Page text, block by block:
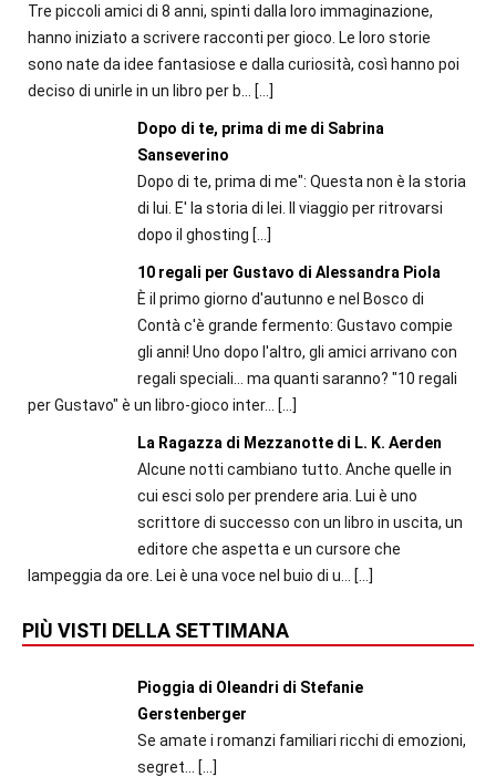
Tre piccoli amici di 8 anni, spinti dalla loro immaginazione,
hanno iniziato a scrivere racconti per gioco. Le loro storie
sono nate da idee fantasiose e dalla curiosità, così hanno poi
deciso di unirle in un libro per b...
[…]
Dopo di te, prima di me di Sabrina
Sanseverino
Dopo di te, prima di me": Questa non è la storia
di lui. E' la storia di lei. Il viaggio per ritrovarsi
dopo il ghosting […]
10 regali per Gustavo di Alessandra Piola
È il primo giorno d'autunno e nel Bosco di
Contà c'è grande fermento: Gustavo compie
gli anni! Uno dopo l'altro, gli amici arrivano con
regali speciali... ma quanti saranno? "10 regali
per Gustavo" è un libro-gioco inter...
[…]
La Ragazza di Mezzanotte di L. K. Aerden
Alcune notti cambiano tutto. Anche quelle in
cui esci solo per prendere aria. Lui è uno
scrittore di successo con un libro in uscita, un
editore che aspetta e un cursore che
lampeggia da ore. Lei è una voce nel buio di u...
[…]
PIÙ VISTI DELLA SETTIMANA
Pioggia di Oleandri di Stefanie
Gerstenberger
Se amate i romanzi familiari ricchi di emozioni,
segret...
[…]